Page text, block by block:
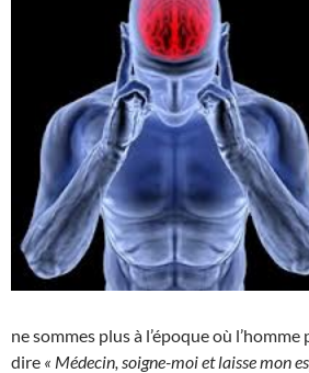
ne sommes plus à l’époque où
dire « Médecin, soigne-moi et laisse mon